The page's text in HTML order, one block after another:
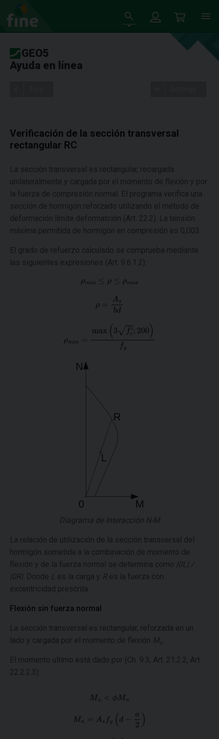
GEO5
Ayuda en línea
Verificación de la sección transversal
rectangular RC
La sección transversal es rectangular, recargada
unilateralmente y cargada por el momento de flexión y por
la fuerza de compresión normal. El programa verifica una
sección de hormigón reforzado utilizando el método de
deformación límite deformatción (Art. 22.2). La tensión
máxima permitida de hormigón en compresión es 0,003.
El grado de refuerzo calculado se comprueba mediante
las siguientes expresiones (Art. 9.6.1.2):
Diagrama de Interacción N-M
La relación de utilización de la sección transversal del
hormigón sometida a la combinación de momento de
flexión y de la fuerza normal se determina como |0L| /
|0R|. Donde L es la carga y Res la fuerza con
excentricidad prescrita.
Flexión sin fuerza normal
La sección transversal es rectangular, reforzada en un
lado y cargada por el momento de flexión Mu
El momento ultimo está dado por (Ch. 9.3, Art. 21.2.2, Art.
22.2.2.3):